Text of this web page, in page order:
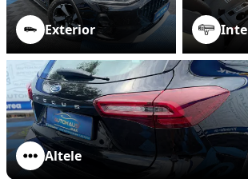
Exterior
Altele